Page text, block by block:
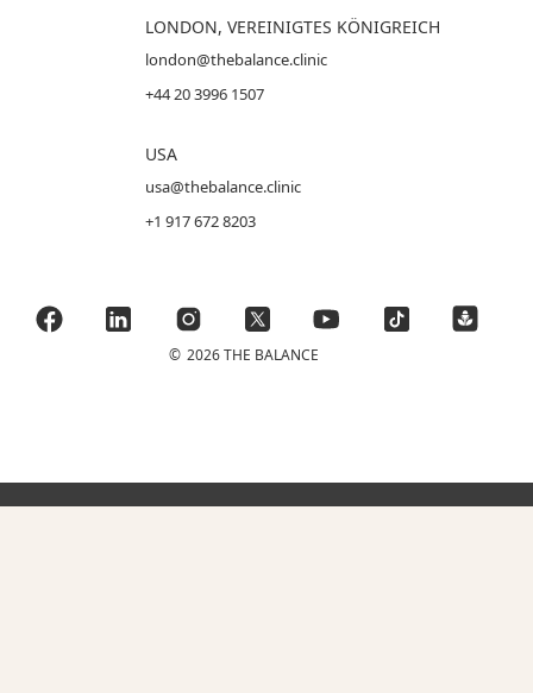
LONDON, VEREINIGTES KÖNIGREICH
london@thebalance.clinic
+44 20 3996 1507
USA
usa@thebalance.clinic
+1 917 672 8203
© 2026 THE BALANCE